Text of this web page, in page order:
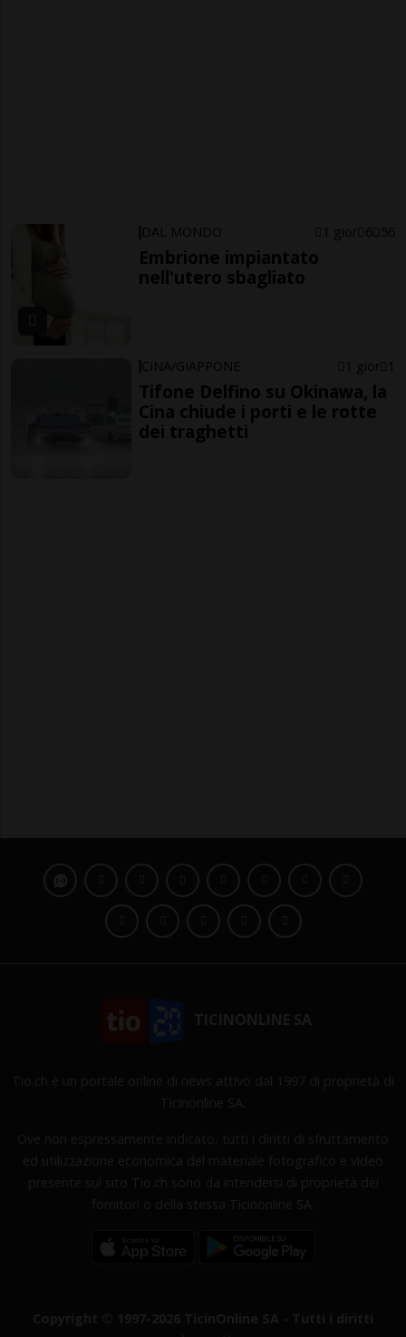
DAL MONDO 1 gior 6 56
Embrione impiantato
nell'utero sbagliato
CINA/GIAPPONE 1 gior 1
Tifone Delfino su Okinawa, la
Cina chiude i porti e le rotte
dei traghetti